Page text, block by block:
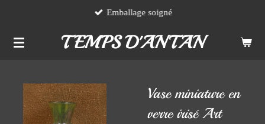
contenu
TEMPS D'ANTAN
Emballage soigné
Vase miniature en
verre irisé Art